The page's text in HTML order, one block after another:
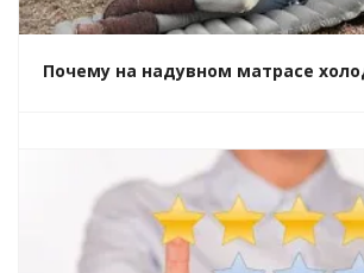
Почему на надувном матрасе